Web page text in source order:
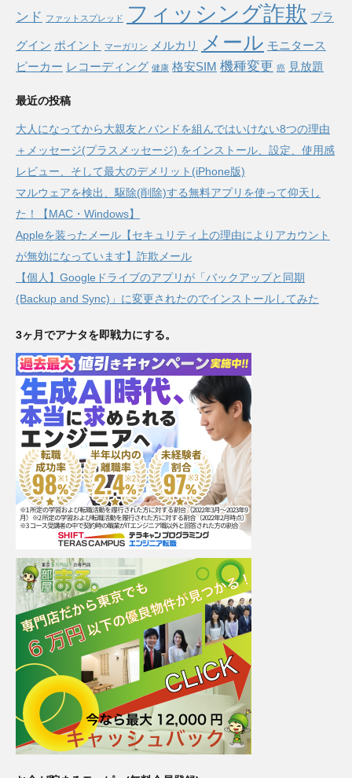
ンド ファットスプレッド フィッシング詐欺 プラ
グイン ポイント マーガリン メルカリ メール モニタース
ピーカー レコーディング 健康 格安SIM 機種変更 癌 見放題
最近の投稿
大人になってから大親友とバンドを組んではいけない8つの理由
＋メッセージ(プラスメッセージ) をインストール、設定、使用感
レビュー、そして最大のデメリット(iPhone版)
マルウェアを検出、駆除(削除)する無料アプリを使って仰天し
た！【MAC・Windows】
Appleを装ったメール【セキュリティ上の理由によりアカウント
が無効になっています】詐欺メール
【個人】Googleドライブのアプリが「バックアップと同期
(Backup and Sync)」に変更されたのでインストールしてみた
3ヶ月でアナタを即戦力にする。